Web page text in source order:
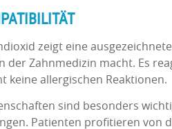
zeigt eine
der Zahnmedizin macht. Es
keine allergischen Reaktionen.
sind besonders
Patienten profitieren von